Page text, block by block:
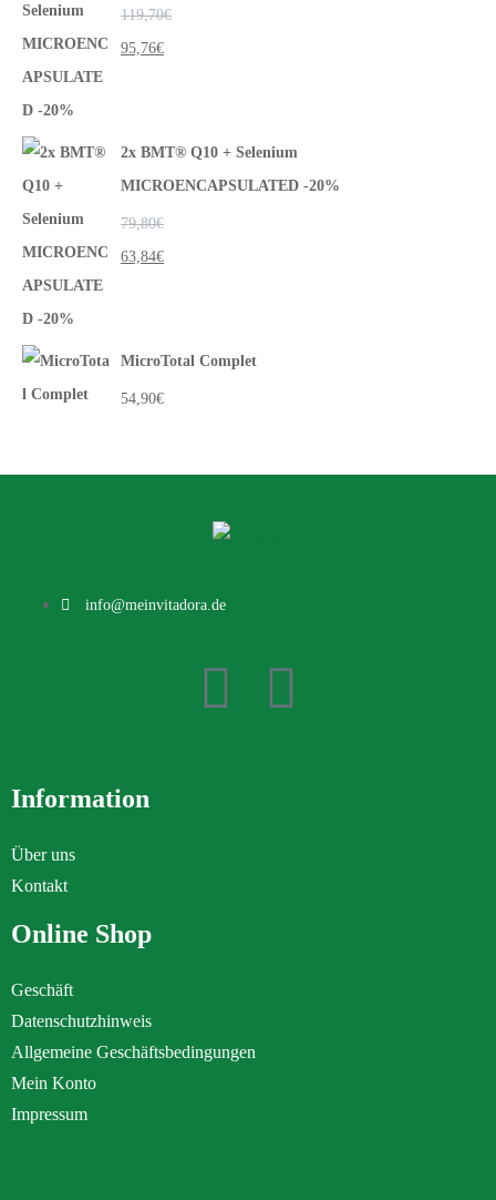
119,70€
95,76€
2x BMT® Q10 + Selenium
MICROENCAPSULATED -20%
79,80€
63,84€
MicroTotal Complet
54,90€
info@meinvitadora.de
Information
Über uns
Kontakt
Online Shop
Geschäft
Datenschutzhinweis
Allgemeine Geschäftsbedingungen
Mein Konto
Impressum